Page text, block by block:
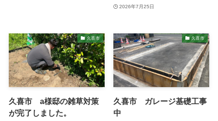
2026年7月25日
久喜市
久喜市 a様邸の雑草対策
が完了しました。
久喜市
久喜市 ガレージ基礎工事
中